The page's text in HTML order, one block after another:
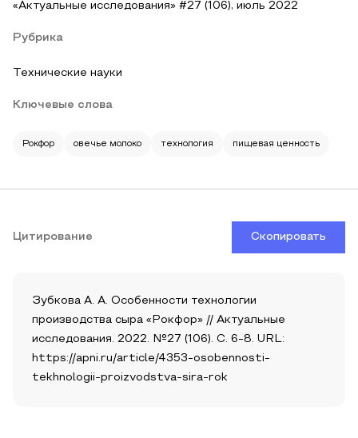
«Актуальные исследования» #27 (106), июль 2022
Рубрика
Технические науки
Ключевые слова
Рокфор овечье молоко технология пищевая ценность
Цитирование Скопировать
Зубкова А. А. Особенности технологии
производства сыра «Рокфор» // Актуальные
исследования. 2022. №27 (106). С. 6-8. URL:
https://apni.ru/article/4353-osobennosti-
tekhnologii-proizvodstva-sira-rok